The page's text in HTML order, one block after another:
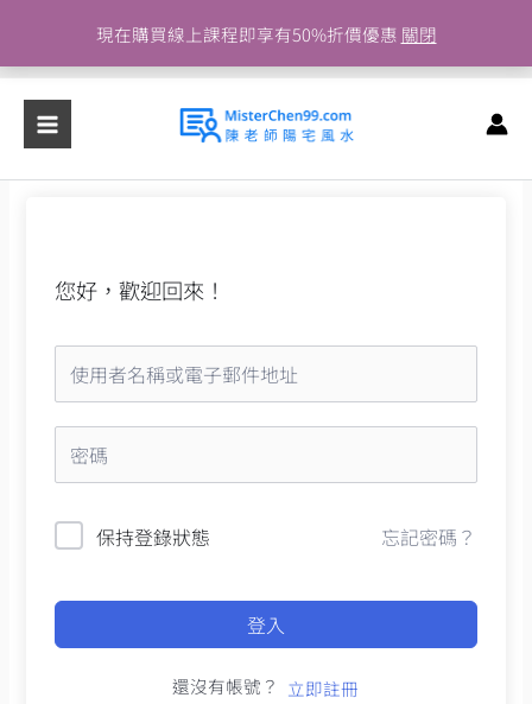
現在購買線上課程即享有50%折價優惠 關閉
主
容
您好，歡迎回來！
保持登錄狀態 忘記密碼？
登入
還沒有帳號？ 立即註冊